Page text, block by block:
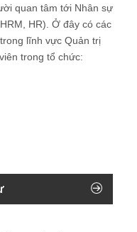
quan tâm tới Nhân sự
HR). Ở đây có các
lĩnh vực Quản trị
trong tổ chức: